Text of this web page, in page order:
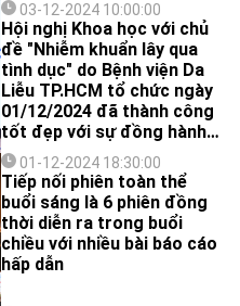
03-12-2024 10:00:00
Hội nghị Khoa học với chủ
đề "Nhiễm khuẩn lây qua
tình dục" do Bệnh viện Da
Liễu TP.HCM tổ chức ngày
01/12/2024 đã thành công
tốt đẹp với sự đồng hành
của 12 nhà tài trợ, thu hút
sự tham dự của hơn 400
đại biểu đang công tác và
học tập trong lĩnh vực da
liễu từ nhiều Tỉnh/Thành
trên cả nước tham dự.
01-12-2024 18:30:00
Tiếp nối phiên toàn thể
buổi sáng là 6 phiên đồng
thời diễn ra trong buổi
chiều với nhiều bài báo cáo
hấp dẫn